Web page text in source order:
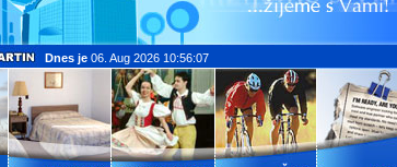
Dnes je 06. Aug 2026 10:56:07